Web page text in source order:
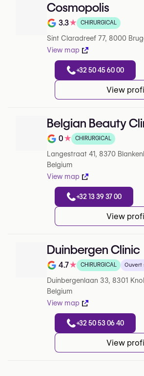
Cosmopolis
Note de 3.3 sur 5 sur Google
3.3★ CHIRURGICAL
Sint Claradreef 77, 8000
View map
+32 50 45 60 00
View
Belgian Beauty
Note de 0 sur 5 sur Google
0★ CHIRURGICAL
Langestraat 41, 8370
Belgium
View map
+32 13 39 37 00
View
Duinbergen Clinic
Note de 4.7 sur 5 sur Google
4.7★ CHIRURGICAL Ouvert
Duinbergenlaan 33, 8301
Belgium
View map
+32 50 53 06 40
View